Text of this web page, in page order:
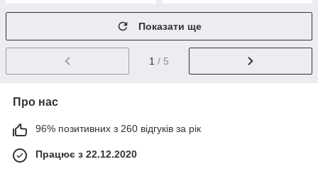
Показати ще
1 / 5
Про нас
96% позитивних з 260 відгуків за рік
Працює з 22.12.2020